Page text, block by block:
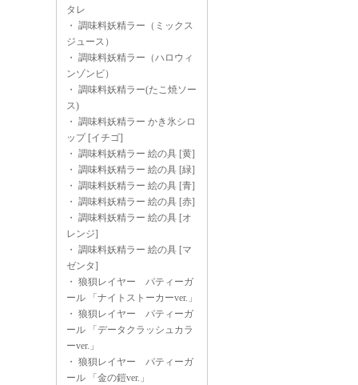
タレ
・ 調味料妖精ラー（ミックス
ジュース）
・ 調味料妖精ラー（ハロウィ
ンゾンビ）
・ 調味料妖精ラー(たこ焼ソー
ス)
・ 調味料妖精ラー かき氷シロ
ップ [イチゴ]
・ 調味料妖精ラー 絵の具 [黄]
・ 調味料妖精ラー 絵の具 [緑]
・ 調味料妖精ラー 絵の具 [青]
・ 調味料妖精ラー 絵の具 [赤]
・ 調味料妖精ラー 絵の具 [オ
レンジ]
・ 調味料妖精ラー 絵の具 [マ
ゼンタ]
・ 狼狽レイヤー パティーガ
ール 「ナイトストーカーver.」
・ 狼狽レイヤー パティーガ
ール 「データクラッシュカラ
ーver.」
・ 狼狽レイヤー パティーガ
ール 「金の鎧ver.」